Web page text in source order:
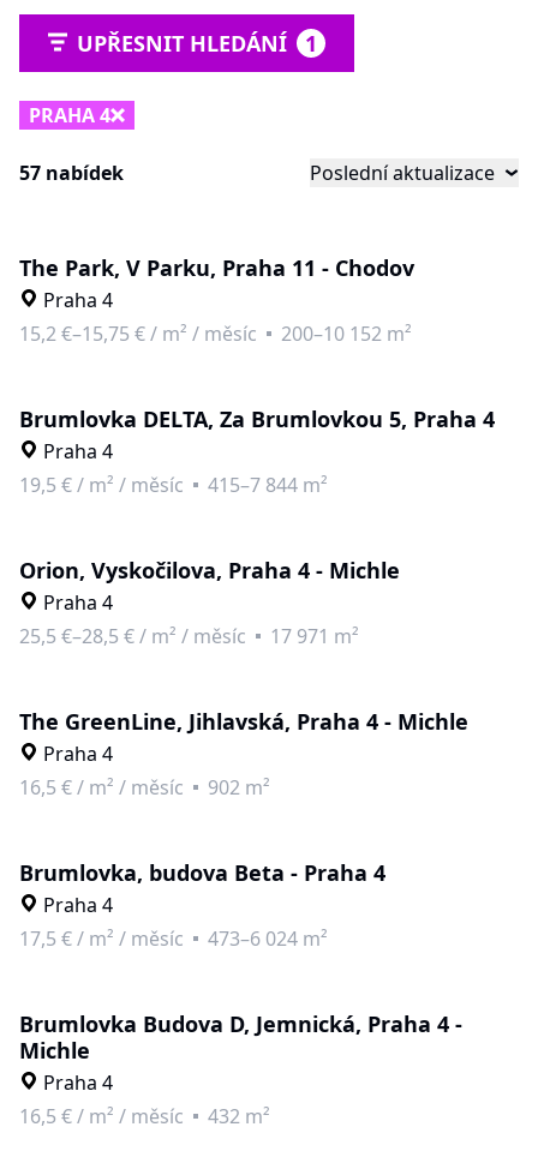
UPŘESNIT HLEDÁNÍ 1
PRAHA 4
57 nabídek Poslední aktualizace
The Park, V Parku, Praha 11 - Chodov
Praha 4
15,2 €–15,75 €/ m² / měsíc 200–10 152 m²
Brumlovka DELTA, Za Brumlovkou 5, Praha 4
Praha 4
19,5 €/ m² / měsíc 415–7 844 m²
Orion, Vyskočilova, Praha 4 - Michle
Praha 4
25,5 €–28,5 €/ m² / měsíc 17 971 m²
The GreenLine, Jihlavská, Praha 4 - Michle
Praha 4
16,5 €/ m² / měsíc 902 m²
Brumlovka, budova Beta - Praha 4
Praha 4
17,5 €/ m² / měsíc 473–6 024 m²
Brumlovka Budova D, Jemnická, Praha 4 -
Michle
Praha 4
16,5 €/ m² / měsíc 432 m²